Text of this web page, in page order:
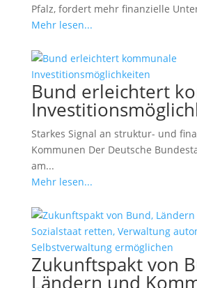
Pfalz, fordert mehr finanzielle
Mehr lesen...
Bund erleichtert
Starkes Signal an struktur- und
Kommunen Der Deutsche
am...
Mehr lesen...
Zukunftspakt von
Ländern und